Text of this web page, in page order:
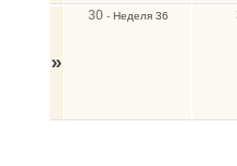
»
30- Неделя 36